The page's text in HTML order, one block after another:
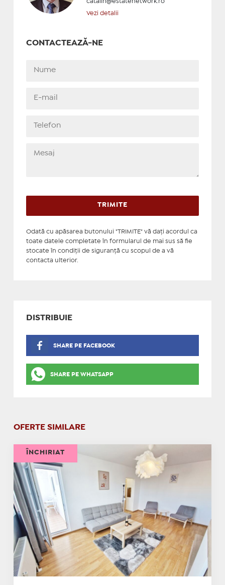
Vezi detalii
CONTACTEAZĂ-NE
Odată cu apăsarea butonului "TRIMITE" vă daţi acordul ca
toate datele completate în formularul de mai sus să fie
stocate în condiţii de siguranţă cu scopul de a vă
contacta ulterior.
DISTRIBUIE
SHARE PE FACEBOOK
SHARE PE WHATSAPP
OFERTE SIMILARE
ÎNCHIRIAT